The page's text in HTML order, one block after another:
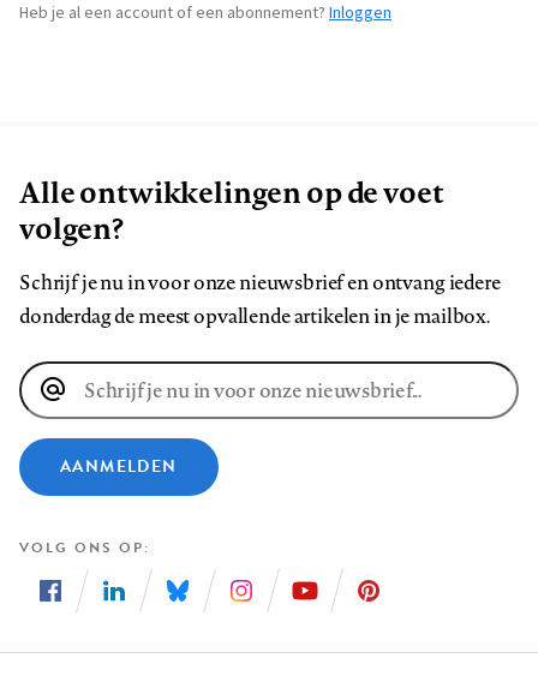
Heb je al een account of een abonnement? Inloggen
Alle ontwikkelingen op de voet
volgen?
Schrijf je nu in voor onze nieuwsbrief en ontvang iedere
donderdag de meest opvallende artikelen in je mailbox.
E-
mailadres
AANMELDEN
VOLG ONS OP
ons
ons
ons
ons
ons
ons